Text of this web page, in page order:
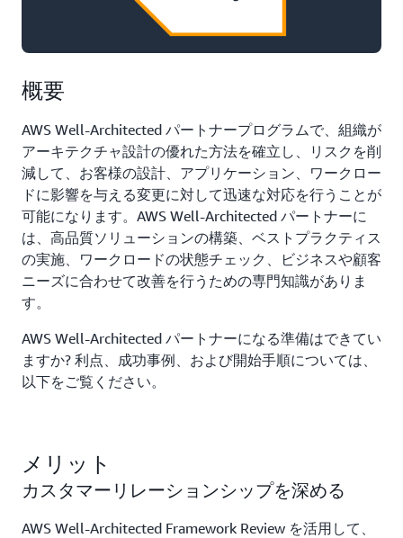
概要
AWS Well-Architected パートナープログラムで、組織が
アーキテクチャ設計の優れた方法を確立し、リスクを削
減して、お客様の設計、アプリケーション、ワークロー
ドに影響を与える変更に対して迅速な対応を行うことが
可能になります。AWS Well-Architected パートナーに
は、高品質ソリューションの構築、ベストプラクティス
の実施、ワークロードの状態チェック、ビジネスや顧客
ニーズに合わせて改善を行うための専門知識がありま
す。
AWS Well-Architected パートナーになる準備はできてい
ますか? 利点、成功事例、および開始手順については、
以下をご覧ください。
メリット
カスタマーリレーションシップを深める
AWS Well-Architected Framework Review を活用して、